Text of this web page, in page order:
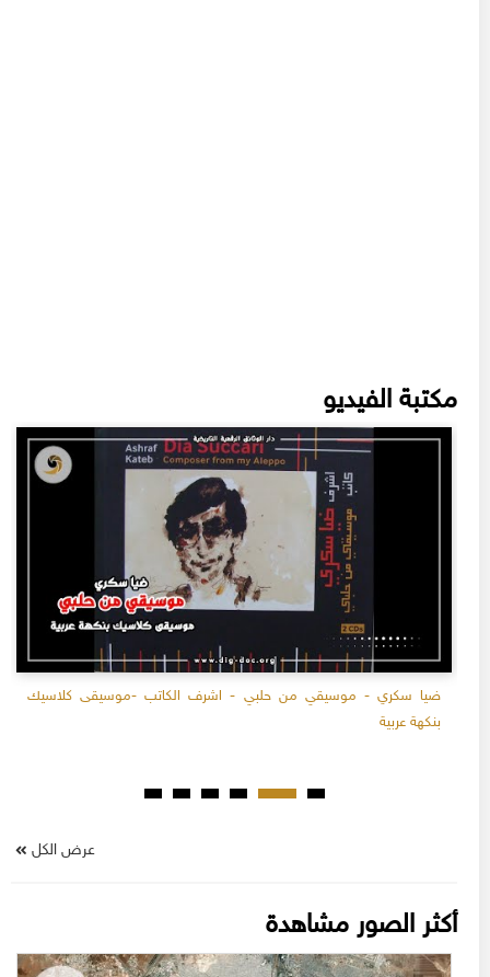
مكتبة الفيديو
ضيا سكري - موسيقي من حلبي - اشرف الكاتب -موسيقى كلاسيك
بنكهة عربية
عرض الكل
أكثر الصور مشاهدة